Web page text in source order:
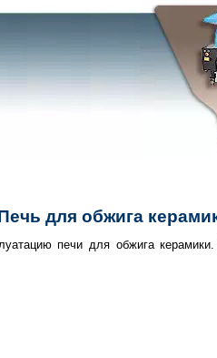
для обжига
печи для обжига